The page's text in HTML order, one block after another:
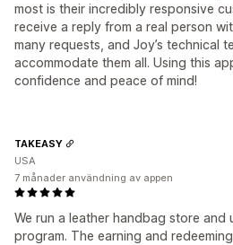
most is their incredibly responsive
receive a reply from a real person
many requests, and Joy’s technical
accommodate them all. Using this
confidence and peace of mind!
We run a leather handbag store
program. The earning and
TAKEASY
USA
7 månader användning av appen